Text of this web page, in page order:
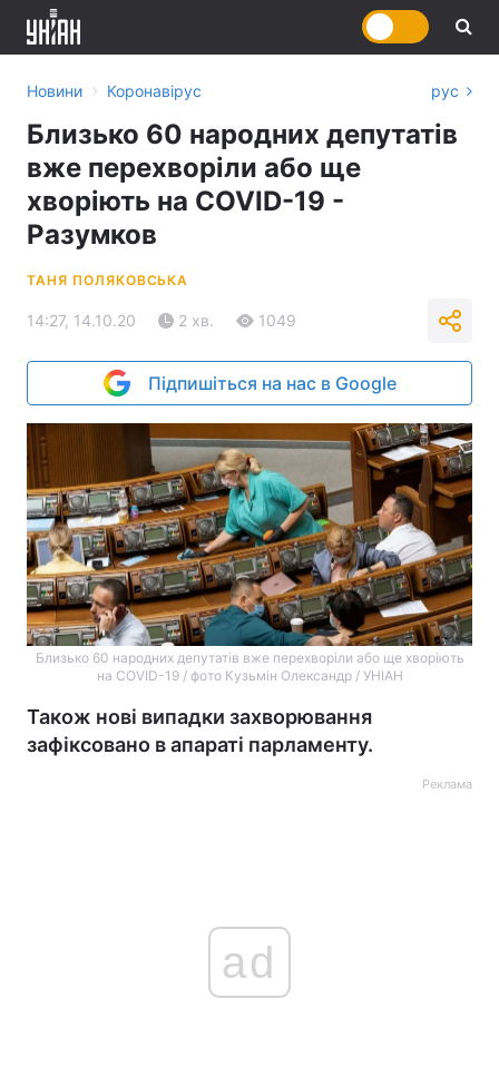
Новини › Коронавірус рус
Близько 60 народних депутатів
вже перехворіли або ще
хворіють на COVID-19 -
Разумков
ТАНЯ ПОЛЯКОВСЬКА
14:27, 14.10.20 2 хв. 1049
Підпишіться на нас в Google
Близько 60 народних депутатів вже перехворіли або ще хворіють
на COVID-19 / фото Кузьмін Олександр / УНІАН
Також нові випадки захворювання
зафіксовано в апараті парламенту.
Реклама
ad